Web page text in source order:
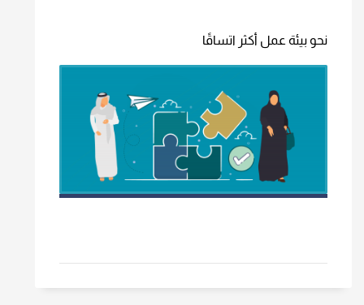
نحو بيئة عمل أكثر اتساقًا